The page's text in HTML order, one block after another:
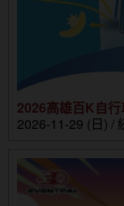
2026高雄百K自
2026-11-29 (日) /